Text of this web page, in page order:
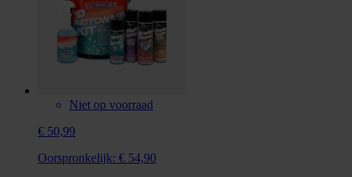
Niet op voorraad
€ 50,99
Oorspronkelijk: € 54,90